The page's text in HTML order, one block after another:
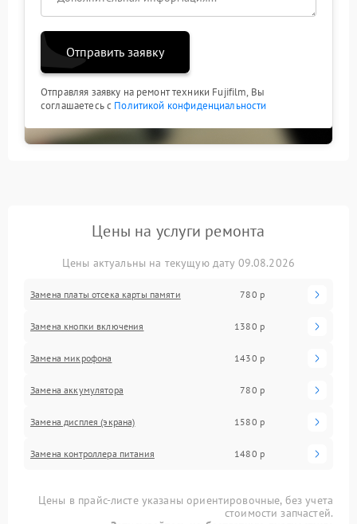
Отправить заявку
Отправляя заявку на ремонт техники Fujifilm, Вы
соглашаетесь с Политикой конфиденциальности
Цены на услуги ремонта
Цены актуальны на текущую дату 09.08.2026
Замена платы отсека карты памяти 780 р
Замена кнопки включения 1380 р
Замена микрофона 1430 р
Замена аккумулятора 780 р
Замена дисплея (экрана) 1580 р
Замена контроллера питания 1480 р
Цены в прайс-листе указаны ориентировочные, без учета
стоимости запчастей.